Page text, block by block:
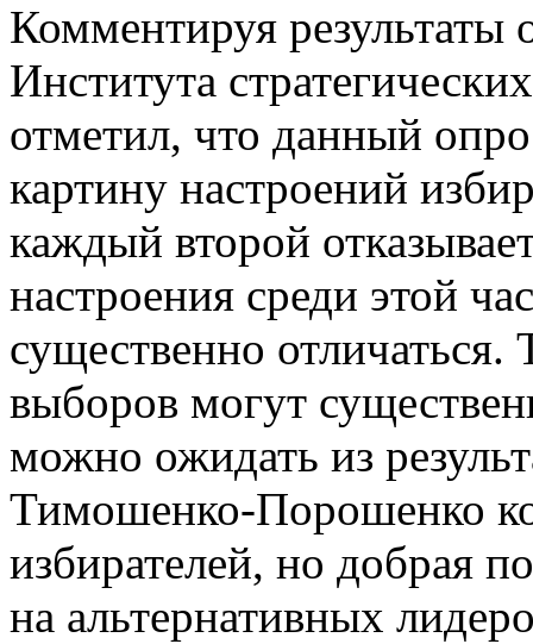
Комментируя результаты
Института
отметил, что данный
картину настроений
каждый второй
настроения среди этой
существенно отличаться.
выборов могут
можно ожидать из
Тимошенко-Порошенко
избирателей, но добрая
на альтернативных